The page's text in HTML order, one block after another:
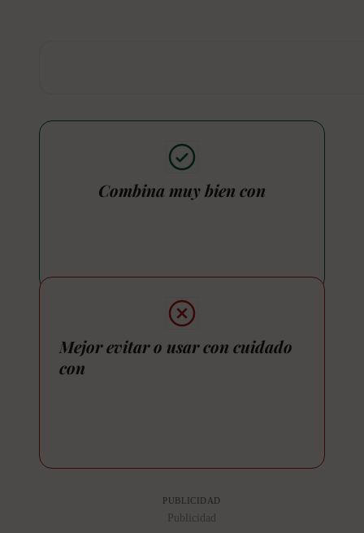
Combina muy bien con
Mejor evitar o usar con cuidado
con
PUBLICIDAD
Publicidad